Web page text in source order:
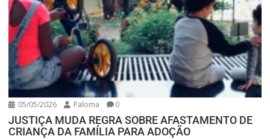
05/05/2026 Paloma 0
JUSTIÇA MUDA REGRA SOBRE AFASTAMENTO DE
CRIANÇA DA FAMÍLIA PARA ADOÇÃO